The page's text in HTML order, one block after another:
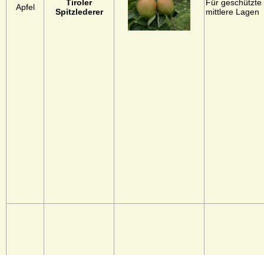
Apfel
Tiroler
Spitzlederer
Für geschützte
mittlere Lagen